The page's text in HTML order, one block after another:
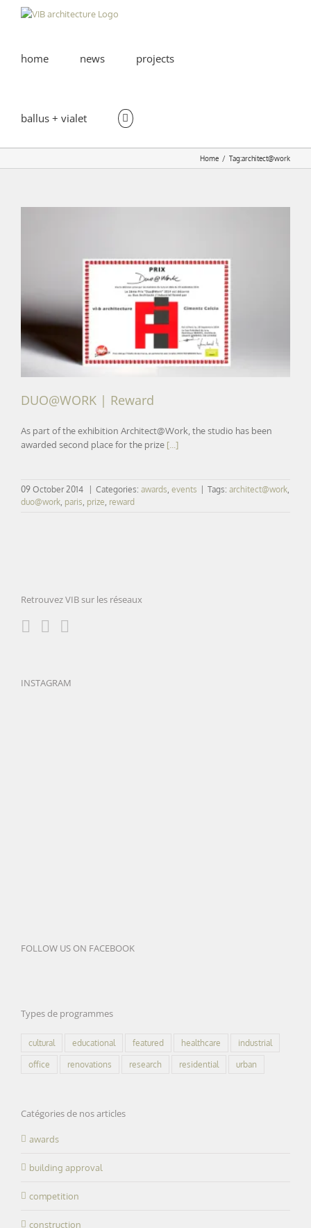
home news projects
ballus + vialet
Home Tag:architect@work
DUO@WORK | Reward
DUO@WORK | Reward
As part of the exhibition Architect@Work, the studio has been
awarded second place for the prize [...]
09 October 2014 | Categories: awards events | Tags: architect@work
duo@work paris prize reward
Retrouvez VIB sur les réseaux
INSTAGRAM
FOLLOW US ON FACEBOOK
Types de programmes
cultural educational featured healthcare industrial
office renovations research residential urban
Catégories de nos articles
awards
building approval
competition
construction